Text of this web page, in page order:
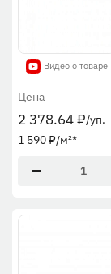
Видео о товаре
Цена
2 378.64₽/уп.
1 590₽/м²*